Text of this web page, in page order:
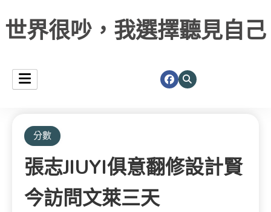
世界很吵，我選擇聽見自己
分數
張志JIUYI俱意翻修設計賢
今訪問文萊三天